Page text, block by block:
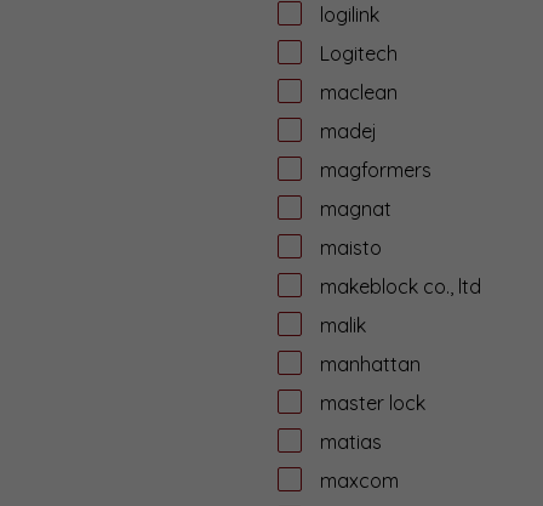
logilink
Logitech
maclean
madej
magformers
magnat
maisto
makeblock co., ltd
malik
manhattan
master lock
matias
maxcom